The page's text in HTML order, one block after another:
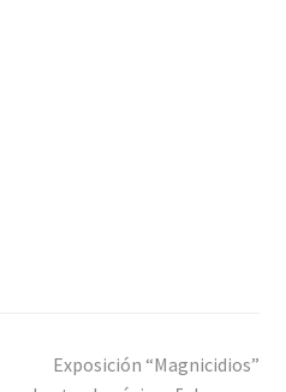
next
Exposición “Magnicidios”